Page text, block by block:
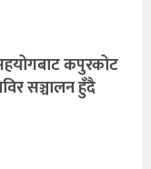
कपुरकोट
सञ्चालन हुँदै